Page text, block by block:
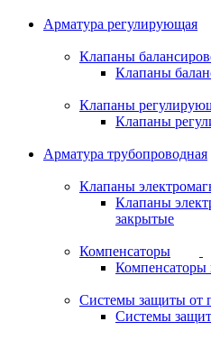
Арматура регулирующая
Клапаны
Клапаны
Клапаны
Клапаны
Арматура трубопроводная
Клапаны
Клапаны
закрытые
Компенсаторы
Компенсаторы
Системы защиты от
Системы